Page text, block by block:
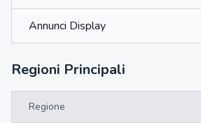
Annunci Display
Regioni Principali
Regione